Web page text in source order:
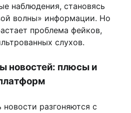
наблюдения, становясь
волны» информации. Но
проблема фейков,
слухов.
новостей: плюсы и
новости разгоняются с